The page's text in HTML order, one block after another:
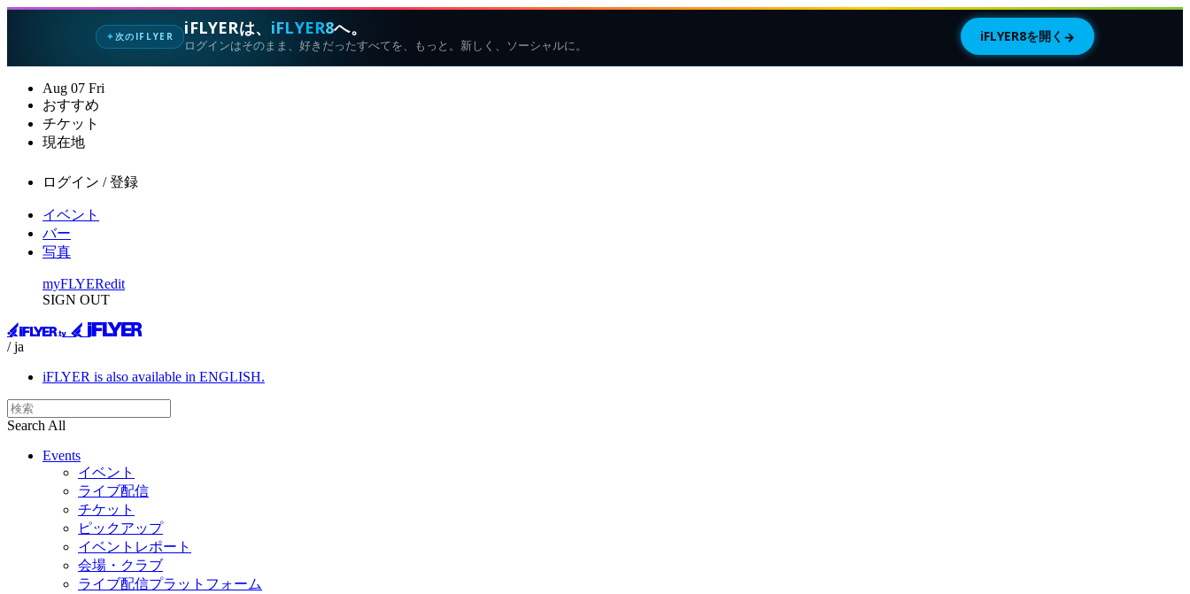
✦次のIFLYER iFLYERは、 iFLYER8へ。
ログインはそのまま、好きだったすべてを、もっと。新しく、ソーシャルに。
iFLYER8を開く →
Aug 07 Fri
おすすめ
チケット
現在地
ログイン / 登録
イベント
バー
写真
myFLYERedit
SIGN OUT
/ ja
iFLYER is also available in ENGLISH.
Search All
Events
イベント
ライブ配信
チケット
ピックアップ
イベントレポート
会場・クラブ
ライブ配信プラットフォーム